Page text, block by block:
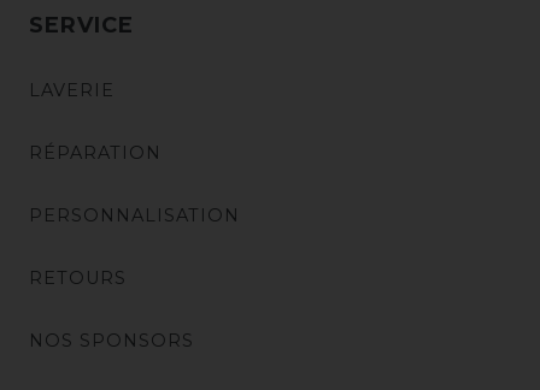
SERVICE
LAVERIE
RÉPARATION
PERSONNALISATION
RETOURS
NOS SPONSORS